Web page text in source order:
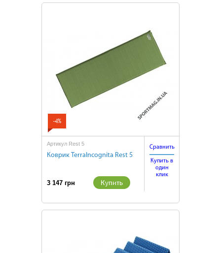
-4%
Артикул Rest 5
Коврик TerraIncognita Rest 5
3 147 грн Купить
Сравнить
Купить в
один
клик